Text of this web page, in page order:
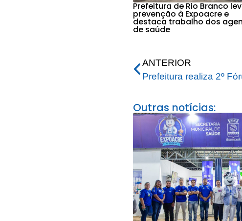
Prefeitura de Rio Branco
prevenção à Expoacre e
destaca trabalho dos
de saúde
ANTERIOR
Outras notícias: